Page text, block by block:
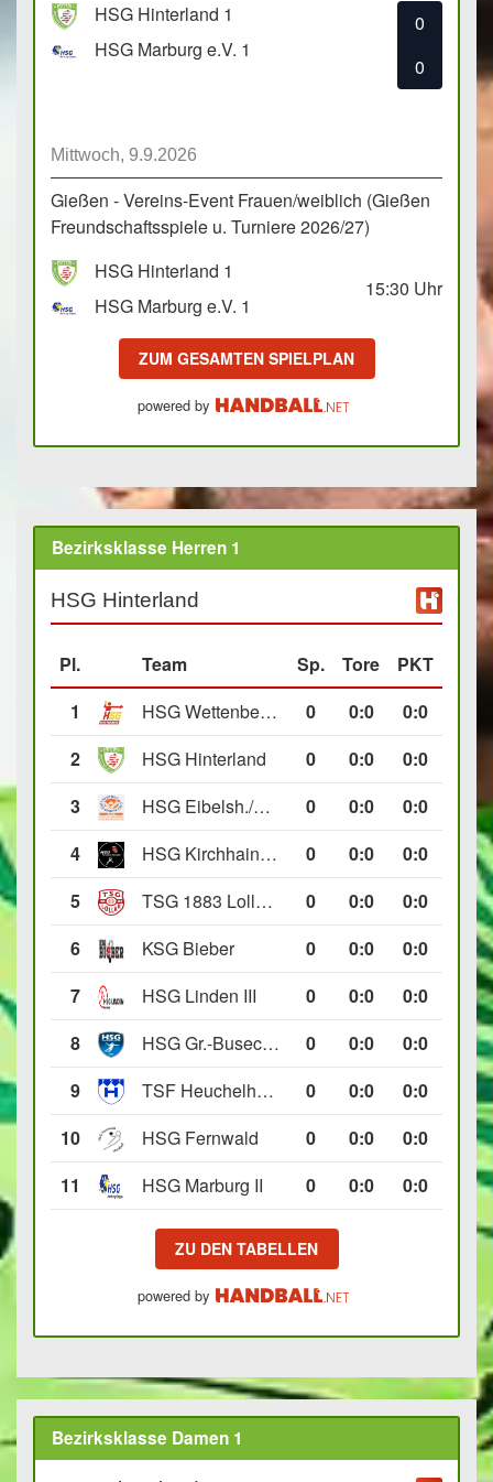
HSG Hinterland 1
HSG Marburg e.V. 1
0
0
Mittwoch, 9.9.2026
Gießen - Vereins-Event Frauen/weiblich (Gießen
Freundschaftsspiele u. Turniere 2026/27)
HSG Hinterland 1
HSG Marburg e.V. 1
15:30 Uhr
ZUM GESAMTEN SPIELPLAN
powered by
Bezirksklasse Herren 1
HSG Hinterland
Pl. Team Sp. Tore
PKT
1
HSG Wettenberg III 0 0:0
0:0
2
HSG Hinterland 0 0:0
0:0
3
HSG Eibelsh./Ewersb. II 0 0:0
0:0
4
HSG Kirchhain/Neustadt II 0 0:0
0:0
5
TSG 1883 Lollar II 0 0:0
0:0
6
KSG Bieber 0 0:0
0:0
7
HSG Linden III 0 0:0
0:0
8
HSG Gr.-Buseck/Beuern II 0 0:0
0:0
9
TSF Heuchelheim II 0 0:0
0:0
10
HSG Fernwald 0 0:0
0:0
11
HSG Marburg II 0 0:0 0:0
ZU DEN TABELLEN
powered by
Bezirksklasse Damen 1